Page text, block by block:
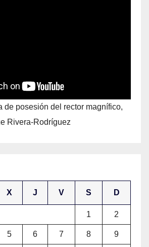
de posesión del rector magnífico,
Rivera-Rodríguez
X J V S D
1 2
5 6 7 8 9